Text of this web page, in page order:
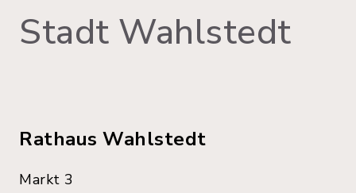
Stadt Wahlstedt
Rathaus Wahlstedt
Markt 3